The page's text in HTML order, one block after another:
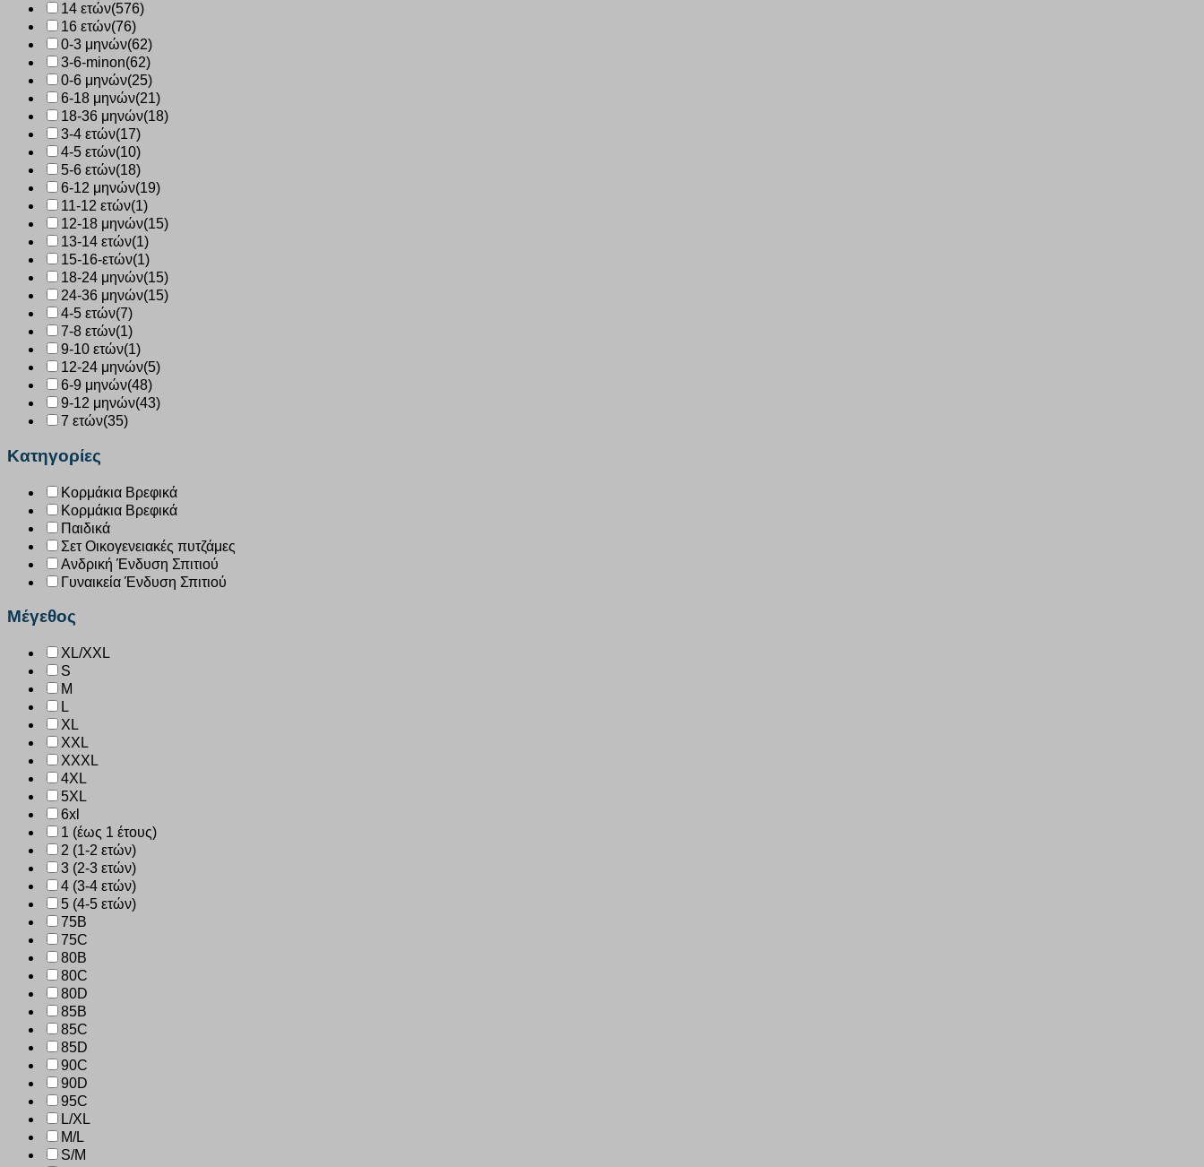
14 ετών(576)
16 ετών(76)
0-3 μηνών(62)
3-6-minon(62)
0-6 μηνών(25)
6-18 μηνών(21)
18-36 μηνών(18)
3-4 ετών(17)
4-5 ετών(10)
5-6 ετών(18)
6-12 μηνών(19)
11-12 ετών(1)
12-18 μηνών(15)
13-14 ετών(1)
15-16-ετών(1)
18-24 μηνών(15)
24-36 μηνών(15)
4-5 ετών(7)
7-8 ετών(1)
9-10 ετών(1)
12-24 μηνών(5)
6-9 μηνών(48)
9-12 μηνών(43)
7 ετών(35)
Κατηγορίες
Κορμάκια Βρεφικά
Κορμάκια Βρεφικά
Παιδικά
Σετ Οικογενειακές πυτζάμες
Ανδρική Ένδυση Σπιτιού
Γυναικεία Ένδυση Σπιτιού
Μέγεθος
XL/XXL
S
M
L
XL
XXL
XXXL
4XL
5XL
6xl
1 (έως 1 έτους)
2 (1-2 ετών)
3 (2-3 ετών)
4 (3-4 ετών)
5 (4-5 ετών)
75B
75C
80B
80C
80D
85B
85C
85D
90C
90D
95C
L/XL
M/L
S/M